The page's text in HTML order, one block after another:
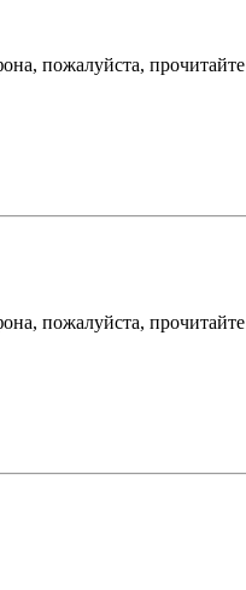
пожалуйста, прочитайте
пожалуйста, прочитайте